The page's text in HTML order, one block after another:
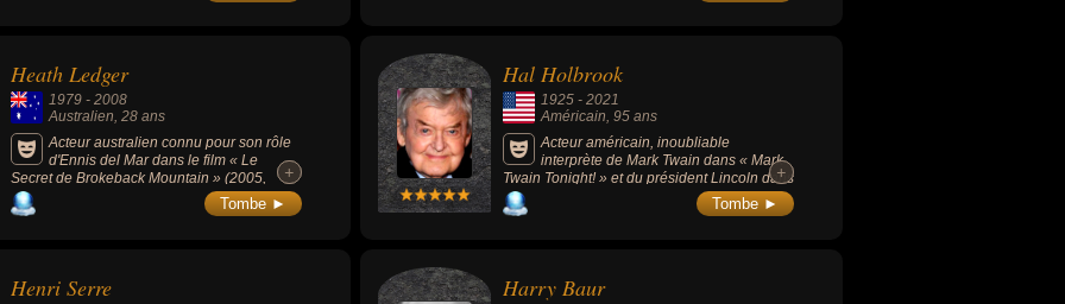
Heath Ledger
1979 - 2008
Australien, 28 ans
Acteur australien connu pour son rôle
d'Ennis del Mar dans le film « Le
Secret de Brokeback Mountain » (2005,
drame) et celui du Joker dans le film de
Batman « The Dark Knight : Le Chevalier
+
+
Tombe ►
Hal Holbrook
1925 -2021
Américain, 95 ans
Acteur américain, inoubliable
interprète de Mark Twain dans « Mark
Twain Tonight! » et du président Lincoln dans
la série « Lincoln » (1975), il aura incarné les
grandes figures de l'Amérique et fut le doyen
(2007, biopic, avec Sean Penn).
+
+
Tombe ►
Henri Serre Harry Baur